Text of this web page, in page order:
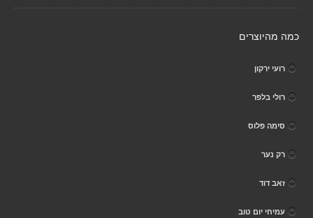
כמה מהיוצרים
רועי ירקון
רולי בלפר
סימה פלוס
רק נער
זאב דוד
עמיחי יום טוב